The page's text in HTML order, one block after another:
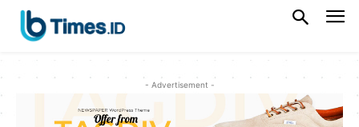
- Advertisement -